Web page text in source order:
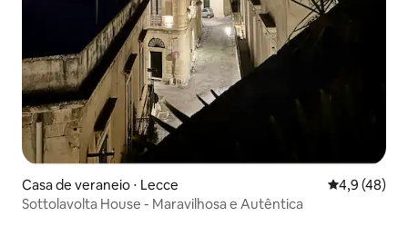
Casa de veraneio ⋅ Lecce 4,9 de uma
4,9 (48)
Sottolavolta House - Maravilhosa e Autêntica